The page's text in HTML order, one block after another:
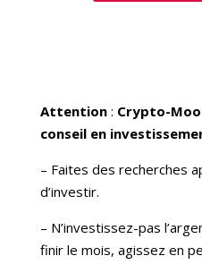
Attention: Crypto-
conseil en
– Faites des recherches
d’investir.
– N’investissez-pas
finir le mois, agissez en